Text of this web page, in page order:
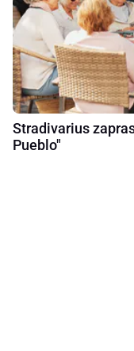
Stradivarius
Pueblo"